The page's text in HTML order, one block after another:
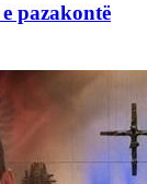
pazakontë